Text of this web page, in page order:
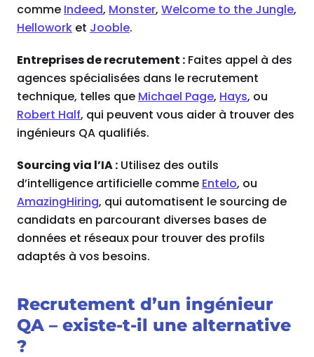
comme Indeed, Monster, Welcome to the Jungle,
Hellowork et Jooble.
Entreprises de recrutement : Faites appel à des
agences spécialisées dans le recrutement
technique, telles que Michael Page, Hays, ou
Robert Half, qui peuvent vous aider à trouver des
ingénieurs QA qualifiés.
Sourcing via l’IA : Utilisez des outils
d’intelligence artificielle comme Entelo, ou
AmazingHiring, qui automatisent le sourcing de
candidats en parcourant diverses bases de
données et réseaux pour trouver des profils
adaptés à vos besoins.
Recrutement d’un ingénieur
QA – existe-t-il une alternative
?